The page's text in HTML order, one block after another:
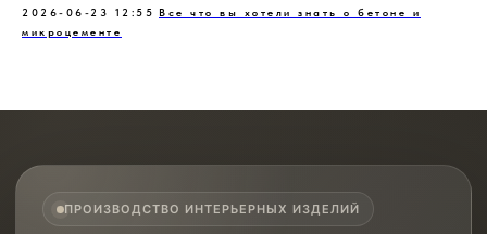
2026-06-23 12:55 Все что вы хотели знать о бетоне и
микроцементе
ПРОИЗВОДСТВО ИНТЕРЬЕРНЫХ ИЗДЕЛИЙ